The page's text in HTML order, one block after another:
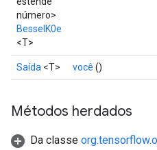
número>
BesselK0e
<T>
Saída <T> você ()
Métodos herdados
Da classe